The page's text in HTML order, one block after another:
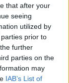
that after your
seeing
utilized by
prior to
further
parties on the
may
IAB’s List of